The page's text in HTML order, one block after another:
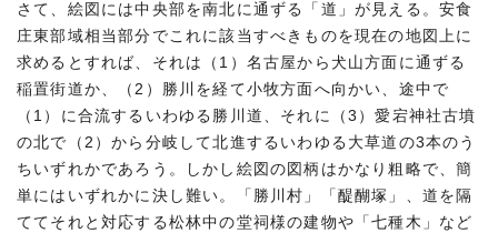
さて、絵図には中央部を南北に通ずる「道」が見える。安食
庄東部域相当部分でこれに該当すべきものを現在の地図上に
求めるとすれば、それは（1）名古屋から犬山方面に通ずる
稲置街道か、（2）勝川を経て小牧方面へ向かい、途中で
（1）に合流するいわゆる勝川道、それに（3）愛宕神社古墳
の北で（2）から分岐して北進するいわゆる大草道の3本のう
ちいずれかであろう。しかし絵図の図柄はかなり粗略で、簡
単にはいずれかに決し難い。「勝川村」「醍醐塚」、道を隔
ててそれと対応する松林中の堂祠様の建物や「七種木」など